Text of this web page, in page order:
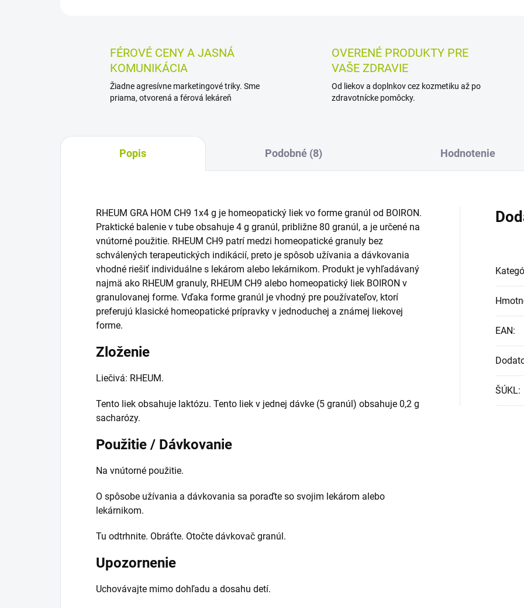
FÉROVÉ CENY A JASNÁ
KOMUNIKÁCIA
Žiadne agresívne marketingové triky. Sme
priama, otvorená a férová lekáreň
OVERENÉ PRODUKTY PRE
VAŠE ZDRAVIE
Od liekov a doplnkov cez kozmetiku až po
zdravotnícke pomôcky.
Popis Podobné (8) Hodnotenie
RHEUM GRA HOM CH9 1x4 g je homeopatický liek vo forme granúl od BOIRON.
Praktické balenie v tube obsahuje 4 g granúl, približne 80 granúl, a je určené na
vnútorné použitie. RHEUM CH9 patrí medzi homeopatické granuly bez
schválených terapeutických indikácií, preto je spôsob užívania a dávkovania
vhodné riešiť individuálne s lekárom alebo lekárnikom. Produkt je vyhľadávaný
najmä ako RHEUM granuly, RHEUM CH9 alebo homeopatický liek BOIRON v
granulovanej forme. Vďaka forme granúl je vhodný pre používateľov, ktorí
preferujú klasické homeopatické prípravky v jednoduchej a známej liekovej
forme.
Zloženie
Liečivá: RHEUM.
Tento liek obsahuje laktózu. Tento liek v jednej dávke (5 granúl) obsahuje 0,2 g
sacharózy.
Použitie / Dávkovanie
Na vnútorné použitie.
O spôsobe užívania a dávkovania sa poraďte so svojim lekárom alebo
lekárnikom.
Tu odtrhnite. Obráťte. Otočte dávkovač granúl.
Upozornenie
Uchovávajte mimo dohľadu a dosahu detí.
EAN:
ŠÚKL: